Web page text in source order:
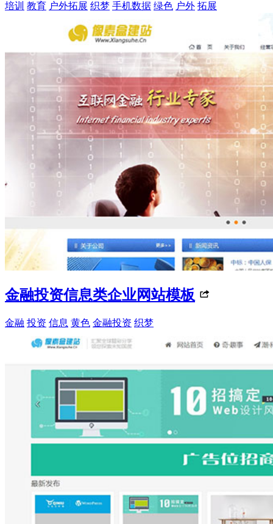
培训 教育 户外拓展 织梦 手机数据 绿色 户外 拓展
金融投资信息类企业网站模板
金融 投资 信息 黄色 金融投资 织梦